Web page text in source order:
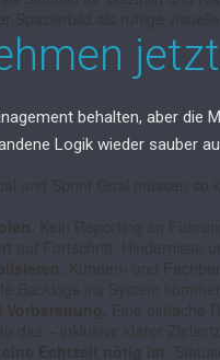
behalten, aber
Logik wieder sauber
auf Fortschritt, Hindernisse
Backlogs ins System
das – inklusive klarer